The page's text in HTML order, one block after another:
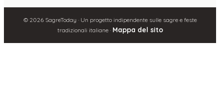
© 2026SagreToday · Un progetto indipendente sulle sagre e feste
tradizionali italiane · Mappa del sito